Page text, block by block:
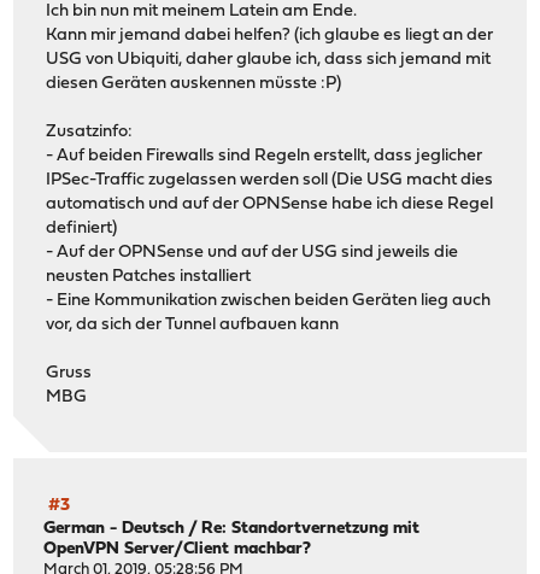
Ich bin nun mit meinem Latein am Ende.
Kann mir jemand dabei helfen? (ich glaube es liegt an der
USG von Ubiquiti, daher glaube ich, dass sich jemand mit
diesen Geräten auskennen müsste :P)
Zusatzinfo:
- Auf beiden Firewalls sind Regeln erstellt, dass jeglicher
IPSec-Traffic zugelassen werden soll (Die USG macht dies
automatisch und auf der OPNSense habe ich diese Regel
definiert)
- Auf der OPNSense und auf der USG sind jeweils die
neusten Patches installiert
- Eine Kommunikation zwischen beiden Geräten lieg auch
vor, da sich der Tunnel aufbauen kann
Gruss
MBG
#3
German - Deutsch /Re: Standortvernetzung mit
OpenVPN Server/Client machbar?
March 01, 2019, 05:28:56 PM